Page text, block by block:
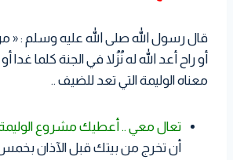
قال رسول الله صلى الله عليه وسلم : «
أو راح أعد الله له نُزُلا في الجنة كلما غدا
معناه الوليمة التي تعد للضيف ..
تعال معي .. أعطيك مشروع
أن تخرج من بيتك قبل الآذان